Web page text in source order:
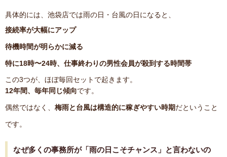
具体的には、池袋店では雨の日・台風の日になると、
接続率が大幅にアップ
待機時間が明らかに減る
特に18時〜24時、仕事終わりの男性会員が殺到する時間帯
この3つが、ほぼ毎回セットで起きます。
12年間、毎年同じ傾向です。
偶然ではなく、 梅雨と台風は構造的に稼ぎやすい時期だということ
です。
なぜ多くの事務所が「雨の日こそチャンス」と言わないの